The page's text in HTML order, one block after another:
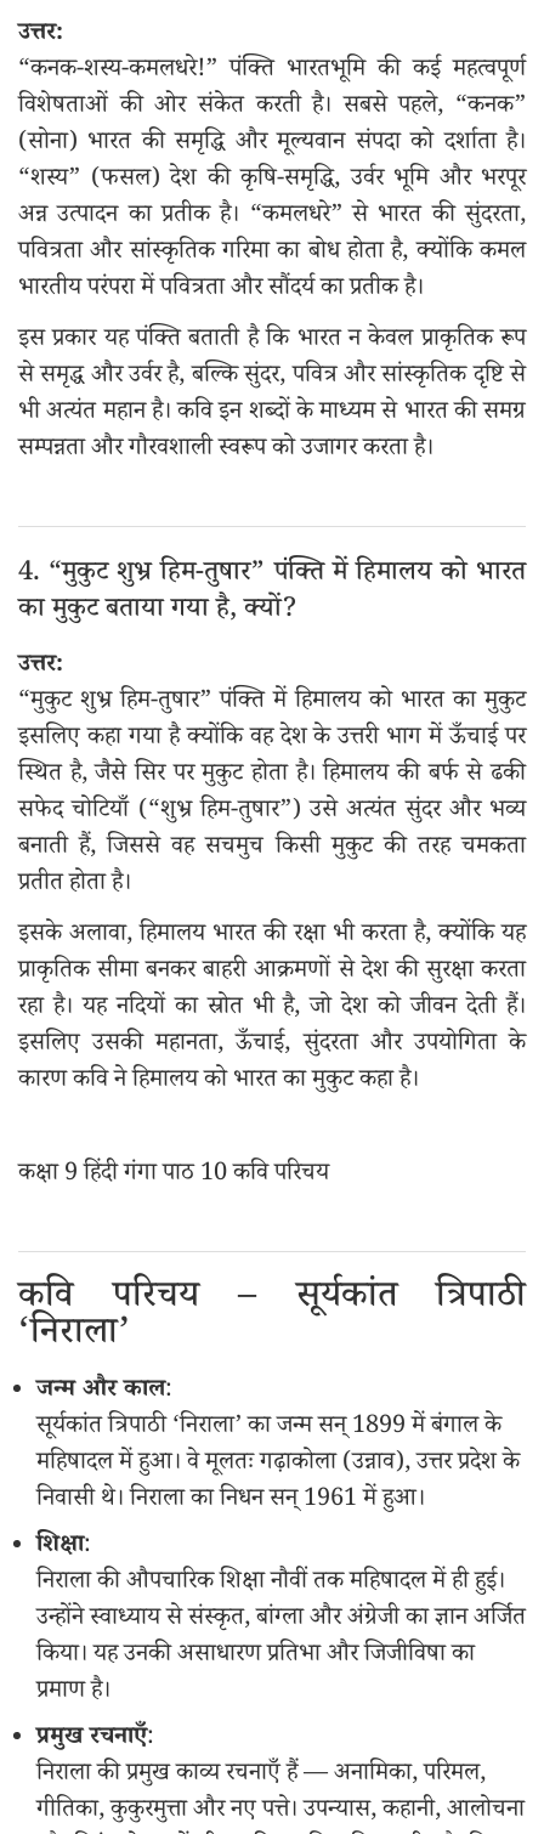
उत्तर:
“कनक-शस्य-कमलधरे!” पंक्ति भारतभूमि की कई महत्वपूर्ण
विशेषताओं की ओर संकेत करती है। सबसे पहले, “कनक”
(सोना) भारत की समृद्धि और मूल्यवान संपदा को दर्शाता है।
“शस्य” (फसल) देश की कृषि-समृद्धि, उर्वर भूमि और भरपूर
अन्न उत्पादन का प्रतीक है। “कमलधरे” से भारत की सुंदरता,
पवित्रता और सांस्कृतिक गरिमा का बोध होता है, क्योंकि कमल
भारतीय परंपरा में पवित्रता और सौंदर्य का प्रतीक है।
इस प्रकार यह पंक्ति बताती है कि भारत न केवल प्राकृतिक रूप
से समृद्ध और उर्वर है, बल्कि सुंदर, पवित्र और सांस्कृतिक दृष्टि से
भी अत्यंत महान है। कवि इन शब्दों के माध्यम से भारत की समग्र
सम्पन्नता और गौरवशाली स्वरूप को उजागर करता है।
4. “मुकुट शुभ्र हिम-तुषार” पंक्ति में हिमालय को भारत
का मुकुट बताया गया है, क्यों?
उत्तर:
“मुकुट शुभ्र हिम-तुषार” पंक्ति में हिमालय को भारत का मुकुट
इसलिए कहा गया है क्योंकि वह देश के उत्तरी भाग में ऊँचाई पर
स्थित है, जैसे सिर पर मुकुट होता है। हिमालय की बर्फ से ढकी
सफेद चोटियाँ (“शुभ्र हिम-तुषार”) उसे अत्यंत सुंदर और भव्य
बनाती हैं, जिससे वह सचमुच किसी मुकुट की तरह चमकता
प्रतीत होता है।
इसके अलावा, हिमालय भारत की रक्षा भी करता है, क्योंकि यह
प्राकृतिक सीमा बनकर बाहरी आक्रमणों से देश की सुरक्षा करता
रहा है। यह नदियों का स्रोत भी है, जो देश को जीवन देती हैं।
इसलिए उसकी महानता, ऊँचाई, सुंदरता और उपयोगिता के
कारण कवि ने हिमालय को भारत का मुकुट कहा है।
कक्षा 9 हिंदी गंगा पाठ 10 कवि परिचय
कवि परिचय – सूर्यकांत त्रिपाठी
‘निराला’
जन्म और काल:
सूर्यकांत त्रिपाठी ‘निराला’ का जन्म सन् 1899 में बंगाल के
महिषादल में हुआ। वे मूलतः गढ़ाकोला (उन्नाव), उत्तर प्रदेश के
निवासी थे। निराला का निधन सन् 1961 में हुआ।
शिक्षा:
निराला की औपचारिक शिक्षा नौवीं तक महिषादल में ही हुई।
उन्होंने स्वाध्याय से संस्कृत, बांग्ला और अंग्रेजी का ज्ञान अर्जित
किया। यह उनकी असाधारण प्रतिभा और जिजीविषा का
प्रमाण है।
प्रमुख रचनाएँ:
निराला की प्रमुख काव्य रचनाएँ हैं — अनामिका, परिमल,
गीतिका, कुकुरमुत्ता और नए पत्ते। उपन्यास, कहानी, आलोचना